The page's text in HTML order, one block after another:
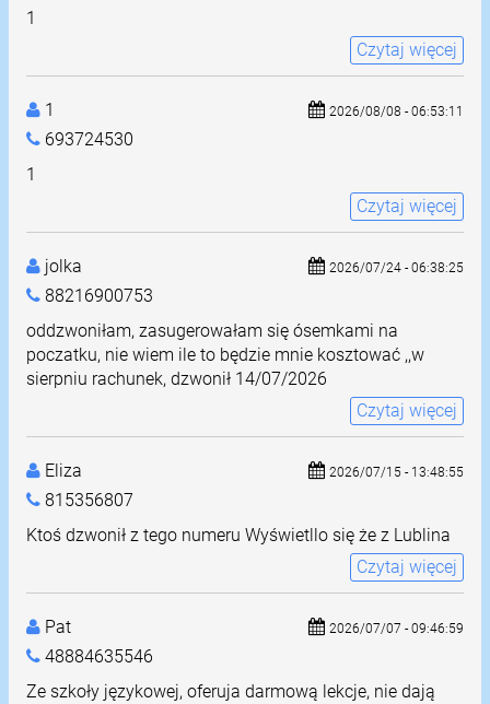
1
Czytaj więcej
1
693724530
2026/08/08 - 06:53:11
1
Czytaj więcej
jolka
88216900753
2026/07/24 - 06:38:25
oddzwoniłam, zasugerowałam się ósemkami na
poczatku, nie wiem ile to będzie mnie kosztować ,,w
sierpniu rachunek, dzwonił 14/07/2026
Czytaj więcej
Eliza
815356807
2026/07/15 - 13:48:55
Ktoś dzwonił z tego numeru Wyświetllo się że z Lublina
Czytaj więcej
Pat
48884635546
2026/07/07 - 09:46:59
Ze szkoły językowej, oferuja darmową lekcje, nie dają